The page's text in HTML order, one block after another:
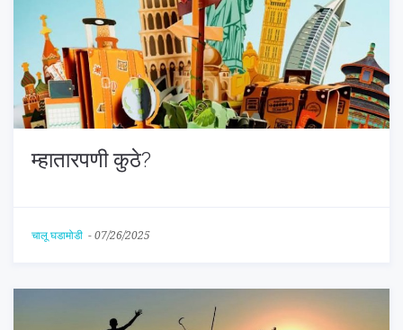
म्हातारपणी कुठे?
चालू घडामोडी - 07/26/2025